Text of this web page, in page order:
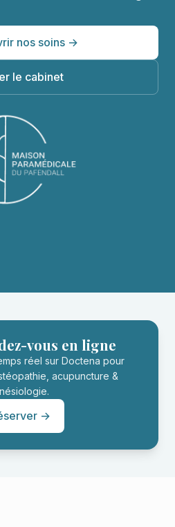
nos soins →
le cabinet
vous en ligne
réel sur Doctena pour
acupuncture &
→